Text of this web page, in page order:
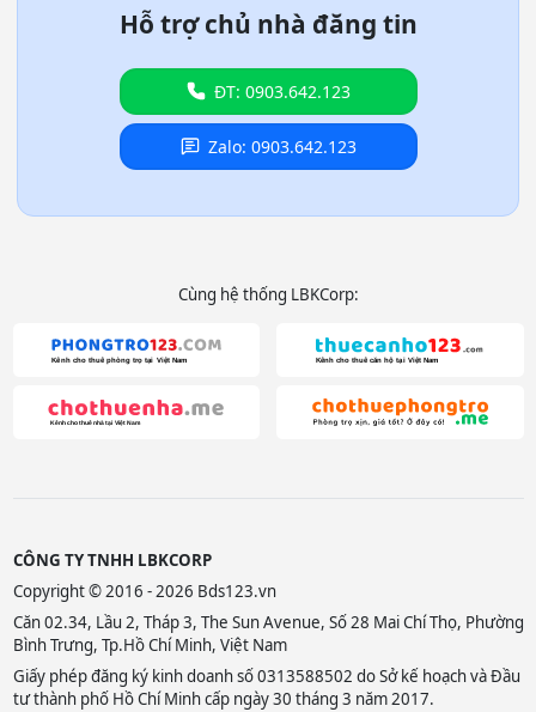
Hỗ trợ chủ nhà đăng tin
ĐT: 0903.642.123
Zalo: 0903.642.123
Cùng hệ thống LBKCorp:
CÔNG TY TNHH LBKCORP
Copyright © 2016 - 2026 Bds123.vn
Căn 02.34, Lầu 2, Tháp 3, The Sun Avenue, Số 28 Mai Chí Thọ, Phường
Bình Trưng, Tp.Hồ Chí Minh, Việt Nam
Giấy phép đăng ký kinh doanh số 0313588502 do Sở kế hoạch và Đầu
tư thành phố Hồ Chí Minh cấp ngày 30 tháng 3 năm 2017.